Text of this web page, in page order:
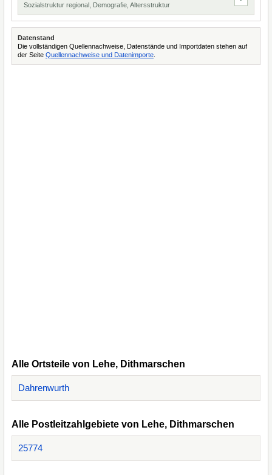
Sozialstruktur regional, Demografie, Altersstruktur
Datenstand
Die vollständigen Quellennachweise, Datenstände und Importdaten stehen auf
der Seite Quellennachweise und Datenimporte
Alle Ortsteile von Lehe, Dithmarschen
Dahrenwurth
Alle Postleitzahlgebiete von Lehe, Dithmarschen
25774